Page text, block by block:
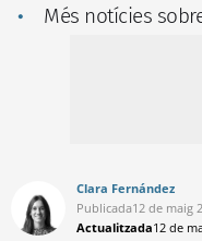
Més notícies
Clara Fernández
Publicada12 de maig
Actualitzada12 de